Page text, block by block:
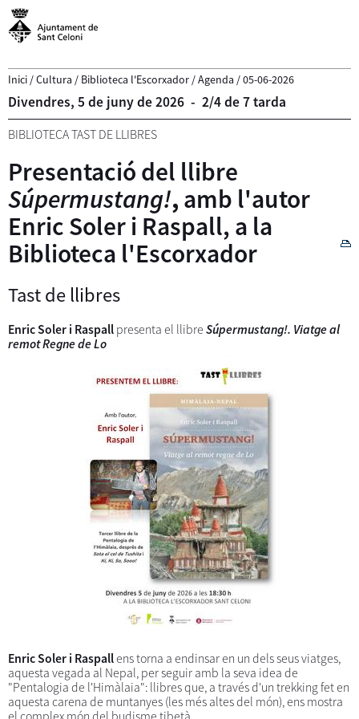
Inici /Cultura / Biblioteca l'Escorxador /Agenda /05-06-2026
Divendres, 5 de junyde2026 - 2/4 de 7 tarda
BIBLIOTECA TAST DE LLIBRES
Presentació del llibre
Súpermustang!, amb l'autor
Enric Soler i Raspall, a la
Biblioteca l'Escorxador
Tast de llibres
Enric Soler i Raspall presenta el llibre Súpermustang!. Viatge al
remot Regne de Lo
Enric Soler i Raspallens torna a endinsar en un dels seus viatges,
aquesta vegada al Nepal, per seguir amb la seva idea de
"Pentalogia de l'Himàlaia": llibres que, a través d'un trekking fet en
aquesta carena de muntanyes (les més altes del món), ens mostra